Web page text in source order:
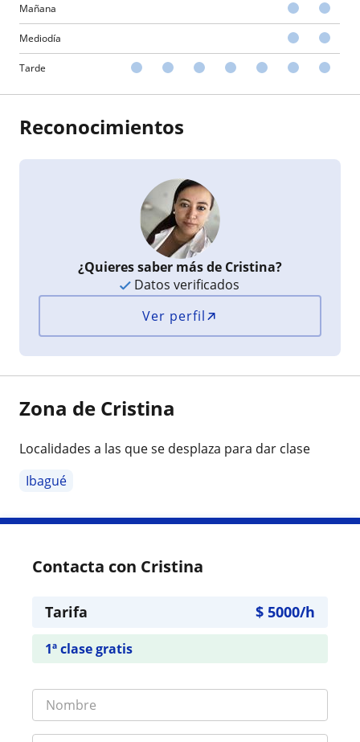
Mañana
Mediodía
Tarde
Reconocimientos
¿Quieres saber más de Cristina?
Datos verificados
Ver perfil
Zona de Cristina
Localidades a las que se desplaza para dar clase
Ibagué
Contacta con Cristina
Tarifa $ 5000/h
1ª clase gratis